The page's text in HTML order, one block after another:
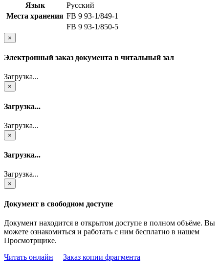
Язык
Русский
Места хранения FB 9 93-1/849-1
FB 9 93-1/850-5
×
Электронный заказ документа в читальный зал
Загрузка...
×
Загрузка...
Загрузка...
×
Загрузка...
Загрузка...
×
Документ в свободном доступе
Документ находится в открытом доступе в полном объёме. Вы
можете ознакомиться и работать с ним бесплатно в нашем
Просмотрщике.
Читать онлайн
Заказ копии фрагмента